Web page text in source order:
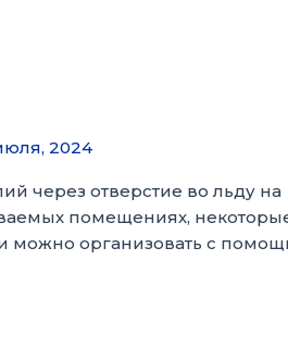
2024
через отверстие во льду на
помещениях,
можно организовать с